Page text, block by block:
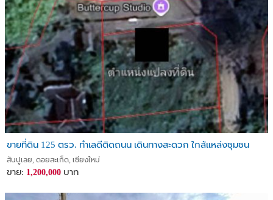
ขายที่ดิน 125 ตรว. ทำเลดีติดถนน เดินทางสะดวก ใกล้แหล่งชุมชน
สันปูเลย, ดอยสะเก็ด, เชียงใหม่
ขาย: 1,200,000 บาท